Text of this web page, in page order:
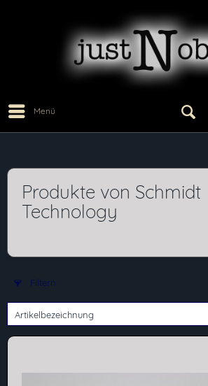
Menü
Produkte von Schmidt
Technology
Filtern